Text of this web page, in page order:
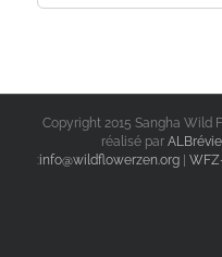
Copyright 2015 Sangha Wild
réalisé par
:info@wildflowerzen.org|